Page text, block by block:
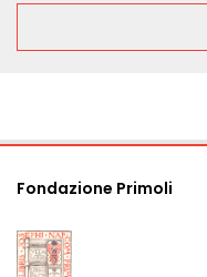
Fondazione Primoli